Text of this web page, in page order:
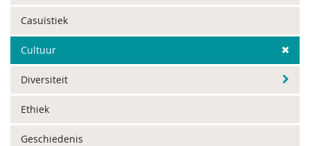
Casuïstiek
Cultuur
Diversiteit
Ethiek
Geschiedenis